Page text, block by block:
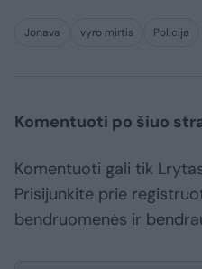
Jonava vyro mirtis Policija
Komentuoti po šiuo
Komentuoti gali tik
Prisijunkite prie
bendruomenės ir